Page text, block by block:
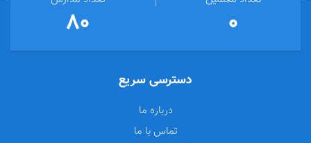
0
80
دسترسی سریع
درباره ما
تماس با ما